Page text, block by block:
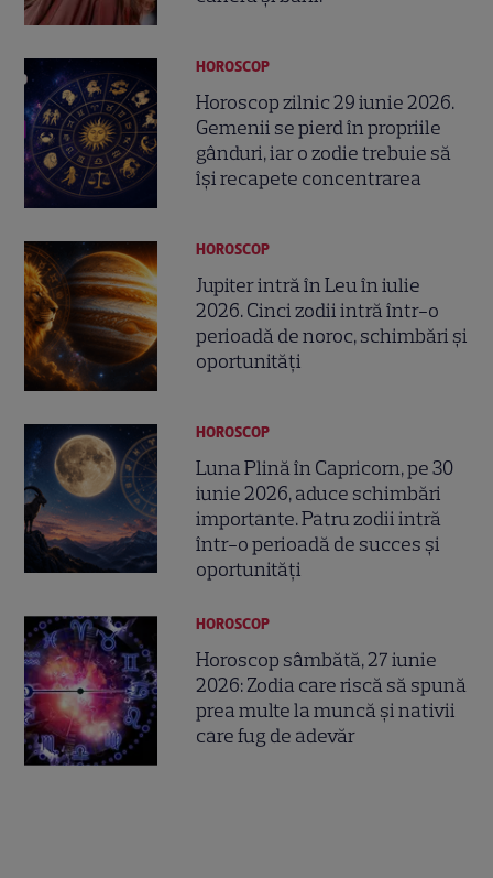
HOROSCOP
Horoscop zilnic 29 iunie 2026.
Gemenii se pierd în propriile
gânduri, iar o zodie trebuie să
își recapete concentrarea
HOROSCOP
Jupiter intră în Leu în iulie
2026. Cinci zodii intră într-o
perioadă de noroc, schimbări și
oportunități
HOROSCOP
Luna Plină în Capricorn, pe 30
iunie 2026, aduce schimbări
importante. Patru zodii intră
într-o perioadă de succes și
oportunități
HOROSCOP
Horoscop sâmbătă, 27 iunie
2026: Zodia care riscă să spună
prea multe la muncă și nativii
care fug de adevăr